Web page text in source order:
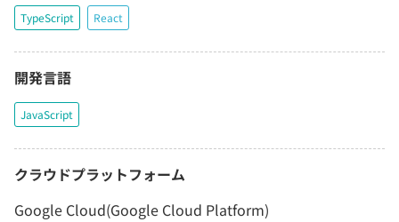
TypeScript React
開発言語
JavaScript
クラウドプラットフォーム
Google Cloud(Google Cloud Platform)